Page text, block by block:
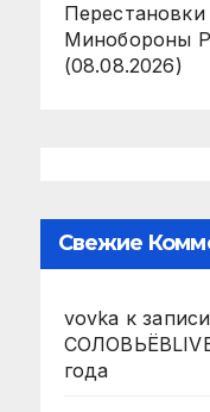
Перестановки
Минобороны
(08.08.2026)
Свежие
vovka к записи
года